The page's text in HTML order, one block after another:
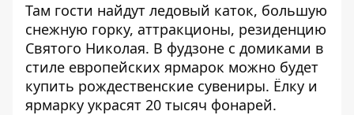
Там гости найдут ледовый каток, большую
снежную горку, аттракционы, резиденцию
Святого Николая. В фудзоне с домиками в
стиле европейских ярмарок можно будет
купить рождественские сувениры. Ёлку и
ярмарку украсят 20 тысяч фонарей.